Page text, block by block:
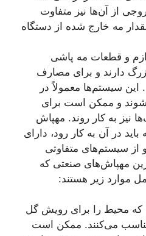
از آن‌ها نیز متفاوت
مه خارج شده از دستگاه
و قطعات مه پاشی
دارند و برای مصارف
سیستم‌ها معمولاً در
و ممکن است برای
نیز به کار روند. مهپاش
در آن به کار رود، دارای
سیستم‌های متفاوتی
مهپاش‌های صنعتی که
موارد زیر هستند:
که محیط را برای رویش گل
می‌کنند. ممکن است